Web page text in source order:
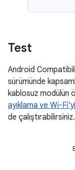
Test
Android
sürümünde
kablosuz modülün
ayıklama ve Wi-
de çalıştırabilirsiniz.